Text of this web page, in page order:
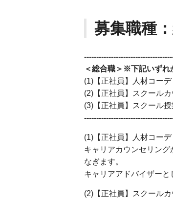
募集職種
＜総合職＞※下記いずれ
(1)【正社員】人材コー
(2)【正社員】スクール
(3)【正社員】スクール
(1)【正社員】人材コー
キャリアカウンセリン
なぎます。
キャリアアドバイザーと
(2)【正社員】スクール